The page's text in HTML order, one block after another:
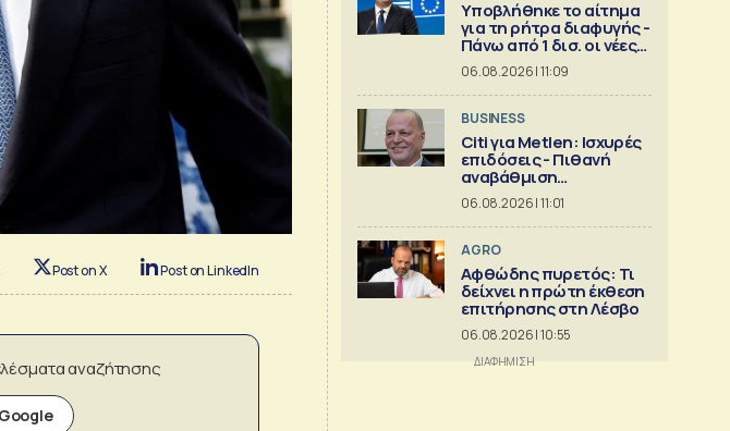
Post on X Post on LinkedIn
αναζήτησης
Υποβλήθηκε το αίτημα
για τη ρήτρα διαφυγής -
Πάνω από 1 δισ. οι νέες
επενδύσεις
06.08.2026 | 11:09
BUSINESS
Citi για Metlen: Ισχυρές
επιδόσεις - Πιθανή
αναβάθμιση
προβλέψεων
06.08.2026 | 11:01
AGRO
Αφθώδης πυρετός: Τι
δείχνει η πρώτη έκθεση
επιτήρησης στη Λέσβο
06.08.2026 | 10:55